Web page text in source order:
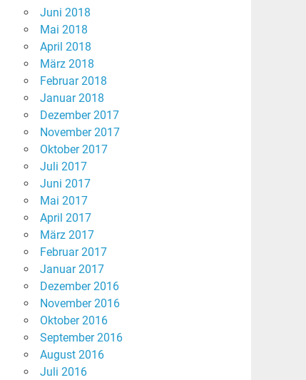
Juni 2018
Mai 2018
April 2018
März 2018
Februar 2018
Januar 2018
Dezember 2017
November 2017
Oktober 2017
Juli 2017
Juni 2017
Mai 2017
April 2017
März 2017
Februar 2017
Januar 2017
Dezember 2016
November 2016
Oktober 2016
September 2016
August 2016
Juli 2016